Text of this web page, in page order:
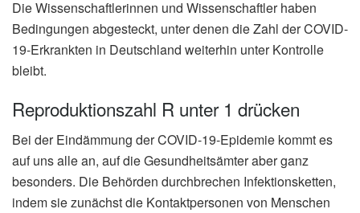
Die Wissenschaftlerinnen und Wissenschaftler haben
Bedingungen abgesteckt, unter denen die Zahl der COVID-
19-Erkrankten in Deutschland weiterhin unter Kontrolle
bleibt.
Reproduktionszahl R unter 1 drücken
Bei der Eindämmung der COVID-19-Epidemie kommt es
auf uns alle an, auf die Gesundheitsämter aber ganz
besonders. Die Behörden durchbrechen Infektionsketten,
indem sie zunächst die Kontaktpersonen von Menschen